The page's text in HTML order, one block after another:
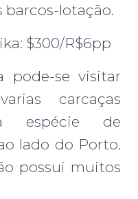
barcos-lotação.
$300/R$6pp
pode-se visitar
carcaças
espécie de
lado do Porto.
possui muitos